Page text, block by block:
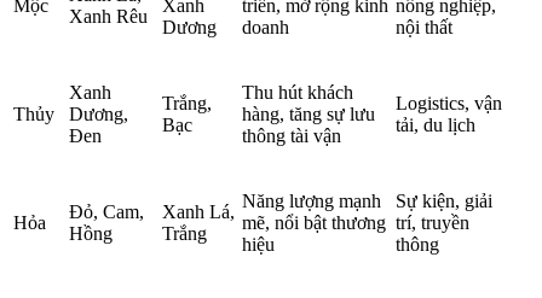
Mộc
Xanh Rêu
Xanh
Dương
triển, mở rộng kinh
doanh
nông nghiệp,
nội thất
Thủy
Xanh
Dương,
Đen
Trắng,
Bạc
Thu hút khách
hàng, tăng sự lưu
thông tài vận
Logistics, vận
tải, du lịch
Hỏa
Đỏ, Cam,
Hồng
Xanh Lá,
Trắng
Năng lượng mạnh
mẽ, nổi bật thương
hiệu
Sự kiện, giải
trí, truyền
thông